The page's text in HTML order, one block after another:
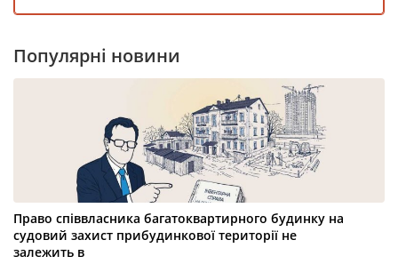
Популярні новини
Право співвласника багатоквартирного будинку на
судовий захист прибудинкової території не
залежить в